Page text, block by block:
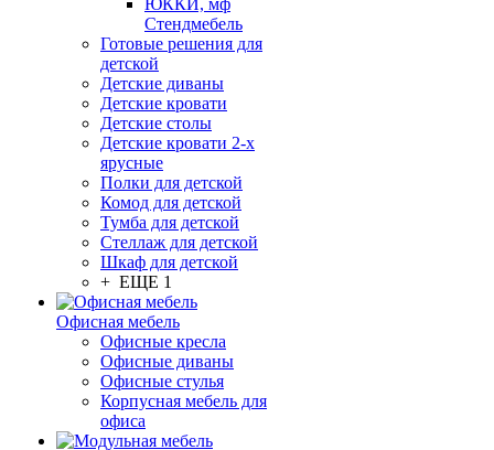
ЮККИ, мф
Стендмебель
Готовые решения для
детской
Детские диваны
Детские кровати
Детские столы
Детские кровати 2-х
ярусные
Полки для детской
Комод для детской
Тумба для детской
Стеллаж для детской
Шкаф для детской
+ ЕЩЕ 1
Офисная мебель
Офисные кресла
Офисные диваны
Офисные стулья
Корпусная мебель для
офиса